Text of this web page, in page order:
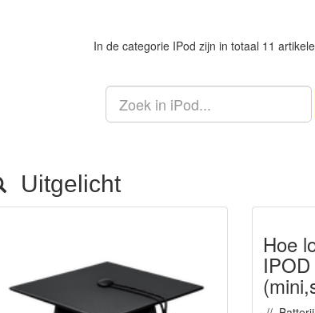
In de categorie IPod zijn in totaal 11
Uitgelicht
Hoe